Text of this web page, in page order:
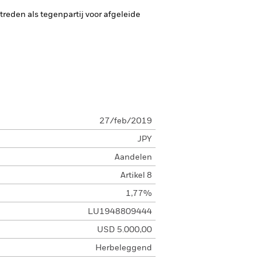
als tegenpartij voor afgeleide
27/feb/2019
JPY
Aandelen
Artikel 8
1,77%
LU1948809444
USD 5.000,00
Herbeleggend